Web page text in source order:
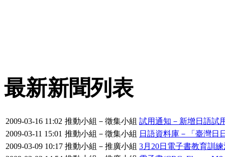
最新新聞列表
2009-03-16 11:02 推動小組－徵集小組 試用通知－新增日語試
2009-03-11 15:01 推動小組－徵集小組 日語資料庫－「臺灣日
2009-03-09 10:17 推動小組－推廣小組 3月20日電子書教育訓